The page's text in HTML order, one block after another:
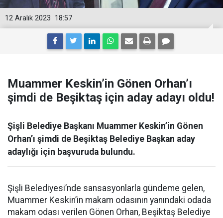
18:57
12 Aralık 2023
Muammer Keskin’in Gönen Orhan’ı
şimdi de Beşiktaş için aday adayı oldu!
Şişli Belediye Başkanı Muammer Keskin’in Gönen
Orhan’ı şimdi de Beşiktaş Belediye Başkan aday
adaylığı için başvuruda bulundu.
Şişli Belediyesi’nde sansasyonlarla gündeme gelen,
Muammer Keskin’in makam odasının yanındaki odada
makam odası verilen Gönen Orhan, Beşiktaş Belediye